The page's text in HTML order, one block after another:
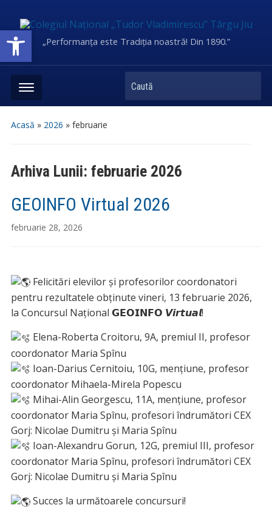
Deschide bara de unelte„Performanța este Tradiția noastră! Din 1890.”
Caută
Acasă » 2026 » februarie
Arhiva Lunii: februarie 2026
GEOINFO Virtual 2026
februarie 28, 2026
Felicitări elevilor și profesorilor coordonatori
pentru rezultatele obținute vineri, 13 februarie 2026,
la Concursul Național 𝗚𝗘𝗢𝗜𝗡𝗙𝗢 𝙑𝙞𝙧𝙩𝙪𝙖𝙡!
Elena-Roberta Croitoru, 9A, premiul II, profesor
coordonator Maria Spînu
Ioan-Darius Cernitoiu, 10G, mențiune, profesor
coordonator Mihaela-Mirela Popescu
Mihai-Alin Georgescu, 11A, mențiune, profesor
coordonator Maria Spînu, profesori îndrumători CEX
Gorj: Nicolae Dumitru și Maria Spînu
Ioan-Alexandru Gorun, 12G, premiul III, profesor
coordonator Maria Spînu, profesori îndrumători CEX
Gorj: Nicolae Dumitru și Maria Spînu
Succes la următoarele concursuri!